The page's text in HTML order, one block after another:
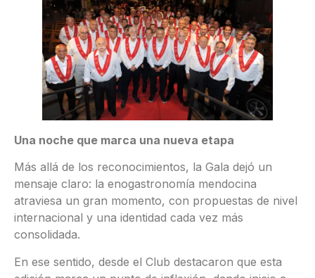
Una noche que marca una nueva etapa
Más allá de los reconocimientos, la Gala dejó un
mensaje claro: la enogastronomía mendocina
atraviesa un gran momento, con propuestas de nivel
internacional y una identidad cada vez más
consolidada.
En ese sentido, desde el Club destacaron que esta